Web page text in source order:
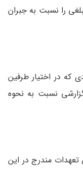
را نسبت به جبران
که در اختیار طرفین
نسبت به نحوه
تعهدات مندرج در این